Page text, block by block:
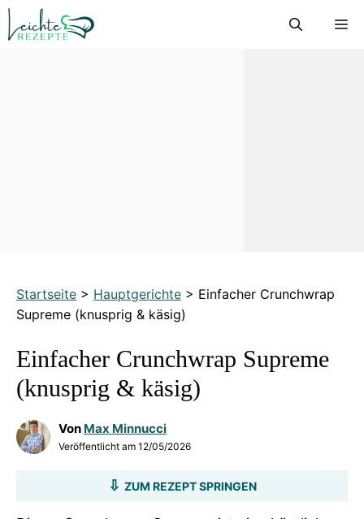
Zum
Inhalt
Startseite > Hauptgerichte > Einfacher Crunchwrap
Supreme (knusprig & käsig)
Einfacher Crunchwrap Supreme
(knusprig & käsig)
Von Max Minnucci
Veröffentlicht am 12/05/2026
ZUM REZEPT SPRINGEN